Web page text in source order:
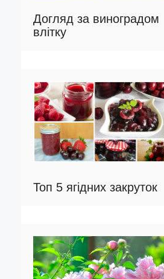
Догляд за виноградом
влітку
Топ 5 ягідних закруток